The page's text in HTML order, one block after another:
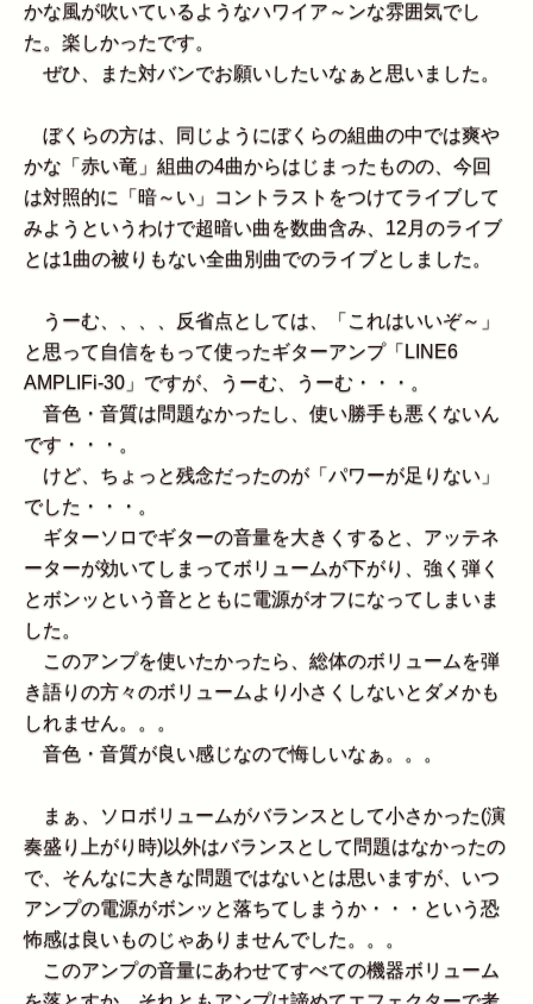
かな風が吹いているようなハワイア～ンな雰囲気でし
た。楽しかったです。
ぜひ、また対バンでお願いしたいなぁと思いました。
ぼくらの方は、同じようにぼくらの組曲の中では爽や
かな「赤い竜」組曲の4曲からはじまったものの、今回
は対照的に「暗～い」コントラストをつけてライブして
みようというわけで超暗い曲を数曲含み、12月のライブ
とは1曲の被りもない全曲別曲でのライブとしました。
うーむ、、、、反省点としては、「これはいいぞ～」
と思って自信をもって使ったギターアンプ「LINE6
AMPLIFi-30」ですが、うーむ、うーむ・・・。
音色・音質は問題なかったし、使い勝手も悪くないん
です・・・。
けど、ちょっと残念だったのが「パワーが足りない」
でした・・・。
ギターソロでギターの音量を大きくすると、アッテネ
ーターが効いてしまってボリュームが下がり、強く弾く
とボンッという音とともに電源がオフになってしまいま
した。
このアンプを使いたかったら、総体のボリュームを弾
き語りの方々のボリュームより小さくしないとダメかも
しれません。。。
音色・音質が良い感じなので悔しいなぁ。。。
まぁ、ソロボリュームがバランスとして小さかった(演
奏盛り上がり時)以外はバランスとして問題はなかったの
で、そんなに大きな問題ではないとは思いますが、いつ
アンプの電源がボンッと落ちてしまうか・・・という恐
怖感は良いものじゃありませんでした。。。
このアンプの音量にあわせてすべての機器ボリューム